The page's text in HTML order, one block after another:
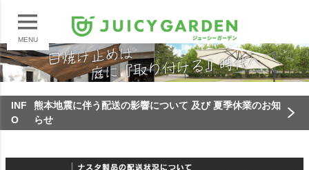
MENU
INF
O
熊本地震に伴う配送の影響について 及び 夏季休業のお知
らせ